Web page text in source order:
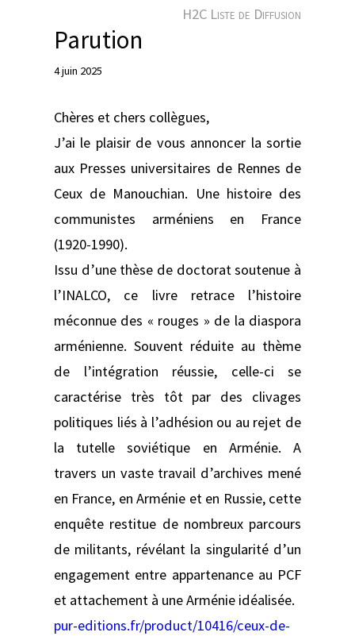
H2C Liste de Diffusion
Parution
4 juin 2025
Chères et chers collègues,
J’ai le plaisir de vous annoncer la sortie
aux Presses universitaires de Rennes de
Ceux de Manouchian. Une histoire des
communistes arméniens en France
(1920-1990).
Issu d’une thèse de doctorat soutenue à
l’INALCO, ce livre retrace l’histoire
méconnue des « rouges » de la diaspora
arménienne. Souvent réduite au thème
de l’intégration réussie, celle-ci se
caractérise très tôt par des clivages
politiques liés à l’adhésion ou au rejet de
la tutelle soviétique en Arménie. A
travers un vaste travail d’archives mené
en France, en Arménie et en Russie, cette
enquête restitue de nombreux parcours
de militants, révélant la singularité d’un
engagement entre appartenance au PCF
et attachement à une Arménie idéalisée.
pur-editions.fr/product/10416/ceux-de-